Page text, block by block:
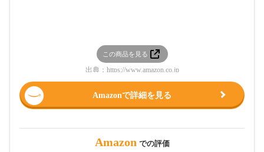
この商品を見る
出典： https://www.amazon.co.jp
Amazonで詳細を見る
Amazon での評価